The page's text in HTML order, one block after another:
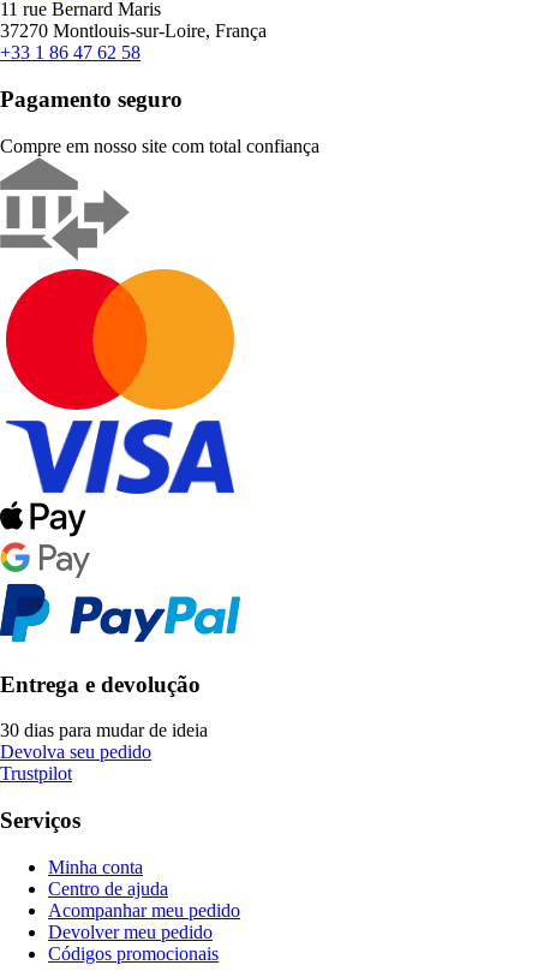
11 rue Bernard Maris
37270 Montlouis-sur-Loire, França
+33 1 86 47 62 58
Pagamento seguro
Compre em nosso site com total confiança
Entrega e devolução
30 dias para mudar de ideia
Devolva seu pedido
Trustpilot
Serviços
Minha conta
Centro de ajuda
Acompanhar meu pedido
Devolver meu pedido
Códigos promocionais